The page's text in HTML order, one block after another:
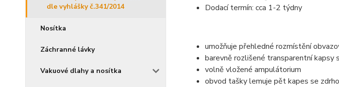
dle vyhlášky č.341/2014
Nosítka
Záchranné lávky
Vakuové dlahy a nosítka
Dodací termín: cca 1-2 týdny
umožňuje přehledné rozmístění
barevně rozlišené transparentní kapsy
volně vložené ampulátorium
obvod tašky lemuje pět kapes se